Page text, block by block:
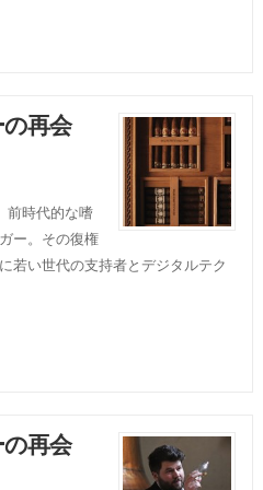
再会
前時代的な嗜
ー。その復権
若い世代の支持者とデジタルテク
再会